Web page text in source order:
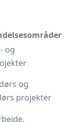
og
og
projekter